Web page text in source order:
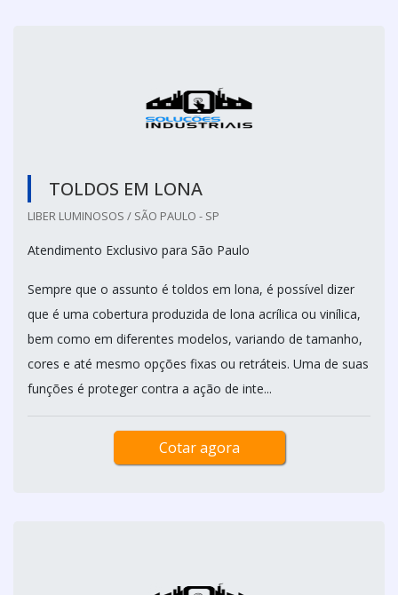
TOLDOS EM LONA
LIBER LUMINOSOS / SÃO PAULO - SP
Atendimento Exclusivo para São Paulo
Sempre que o assunto é toldos em lona, é possível dizer
que é uma cobertura produzida de lona acrílica ou vinílica,
bem como em diferentes modelos, variando de tamanho,
cores e até mesmo opções fixas ou retráteis. Uma de suas
funções é proteger contra a ação de inte...
Cotar agora